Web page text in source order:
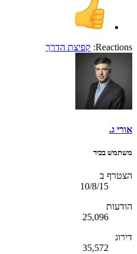
Reactions: קפיצת הדרך
אורי ג.
משתמש בכיר
הצטרף ב
10/8/15
הודעות
25,096
דירוג
35,572